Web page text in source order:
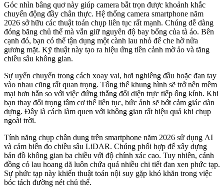
Góc nhìn bâng quơ này giúp camera bắt trọn được khoảnh khắc
chuyển động đầy chân thực. Hệ thống camera smartphone năm
2026 sở hữu các thuật toán chụp liên tục rất mạnh. Chúng dễ dàng
đóng băng chủ thể mà vẫn giữ nguyên độ bay bổng của tà áo. Bên
cạnh đó, bạn có thể tận dụng một cành lau nhỏ để che hờ nửa
gương mặt. Kỹ thuật này tạo ra hiệu ứng tiền cảnh mờ ảo và tăng
chiều sâu không gian.
Sự uyển chuyển trong cách xoay vai, hơi nghiêng đầu hoặc đan tay
vào nhau cũng rất quan trọng. Tổng thể khung hình sẽ trở nên mềm
mại hơn hẳn so với việc đứng thẳng đối diện trực tiếp ống kính. Khi
bạn thay đổi trọng tâm cơ thể liên tục, bức ảnh sẽ bớt cảm giác dàn
dựng. Đây là cách làm quen với không gian rất hiệu quả khi chụp
ngoài trời.
Tính năng chụp chân dung trên smartphone năm 2026 sử dụng AI
và cảm biến đo chiều sâu LiDAR. Chúng phối hợp để xây dựng
bản đồ không gian ba chiều với độ chính xác cao. Tuy nhiên, cánh
đồng cỏ lau hoang dã luôn chứa quá nhiều chi tiết đan xen phức tạp.
Sự phức tạp này khiến thuật toán nội suy gặp khó khăn trong việc
bóc tách đường nét chủ thể.